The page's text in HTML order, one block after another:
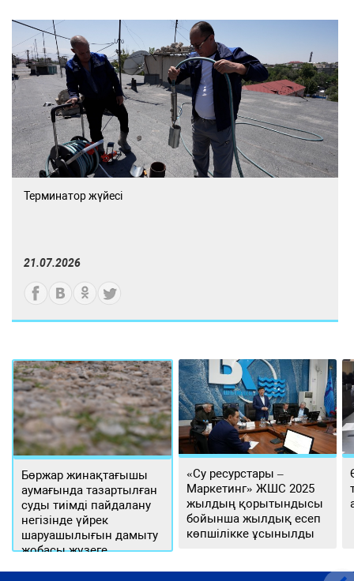
Терминатор жүйесі
21.07.2026
Бөржар жинақтағышы
аумағында тазартылған
суды тиімді пайдалану
негізінде үйрек
шаруашылығын дамыту
жобасы жүзеге
«Су ресурстары –
Маркетинг» ЖШС 2025
жылдың қорытындысы
бойынша жылдық есеп
көпшілікке ұсынылды